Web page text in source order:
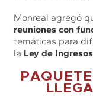
Monreal agregó
reuniones con
temáticas para
la Ley de Ingresos